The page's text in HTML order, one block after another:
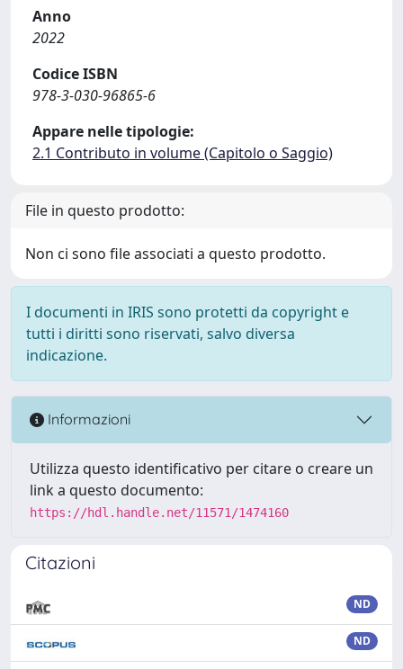
Anno
2022
Codice ISBN
978-3-030-96865-6
Appare nelle tipologie:
2.1 Contributo in volume (Capitolo o Saggio)
File in questo prodotto:
Non ci sono file associati a questo prodotto.
I documenti in IRIS sono protetti da copyright e
tutti i diritti sono riservati, salvo diversa
indicazione.
Informazioni
Utilizza questo identificativo per citare o creare un
link a questo documento:
https://hdl.handle.net/11571/1474160
Citazioni
ND
ND